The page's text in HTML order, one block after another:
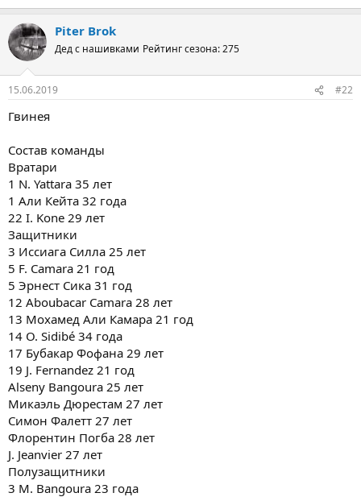
Piter Brok
Дед с нашивками Рейтинг сезона: 275
15.06.2019 #22
Гвинея
Состав команды
Вратари
1 N. Yattara 35 лет
1 Али Кейта 32 года
22 I. Kone 29 лет
Защитники
3 Иссиага Силла 25 лет
5 F. Camara 21 год
5 Эрнест Сика 31 год
12 Aboubacar Camara 28 лет
13 Мохамед Али Камара 21 год
14 O. Sidibé 34 года
17 Бубакар Фофана 29 лет
19 J. Fernandez 21 год
Alseny Bangoura 25 лет
Микаэль Дюрестам 27 лет
Симон Фалетт 27 лет
Флорентин Погба 28 лет
J. Jeanvier 27 лет
Полузащитники
3 M. Bangoura 23 года